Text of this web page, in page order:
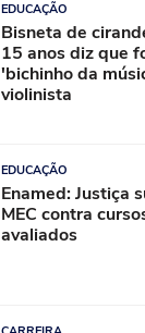
EDUCAÇÃO
Bisneta de
15 anos diz que
'bichinho da
violinista
EDUCAÇÃO
Enamed: Justiça
MEC contra
avaliados